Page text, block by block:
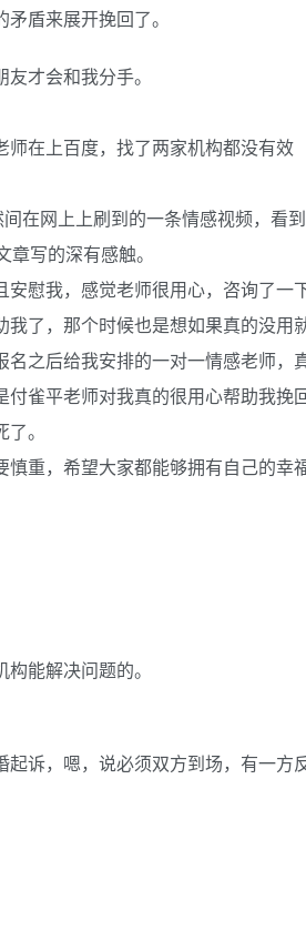
盾来展开挽回了。
才会和我分手。
在上百度，找了两家机构都没有效
在网上上刷到的一条情感视频，看到
写的深有感触。
慰我，感觉老师很用心，咨询了一
了，那个时候也是想如果真的没用
之后给我安排的一对一情感老师，
雀平老师对我真的很用心帮助我挽
。
重，希望大家都能够拥有自己的幸
能解决问题的。
诉，嗯，说必须双方到场，有一方